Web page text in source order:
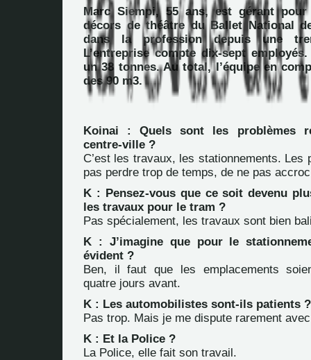
Marc Siempi, 55 ans, est gérant
décors de théâtre du Ballet National
dans la profession depuis une
L’entreprise compte dix-sept
un 38 tonnes. Au total, l’équipe en
des 90 m3.
Koinai : Quels sont les problèmes
centre-ville ?
C’est les travaux, les stationnements. Les
pas perdre trop de temps, de ne pas
K : Pensez-vous que ce soit devenu
les travaux pour le tram ?
Pas spécialement, les travaux sont bien
K : J’imagine que pour le
évident ?
Ben, il faut que les emplacements
quatre jours avant.
K : Les automobilistes sont-ils patients ?
Pas trop. Mais je me dispute rarement
K : Et la Police ?
La Police, elle fait son travail.